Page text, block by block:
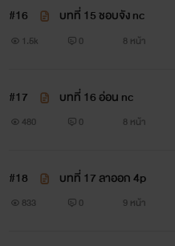
#16 บทที่ 15 ชอบจัง nc
1.5k 0 8 หน้า
#17 บทที่ 16 อ่อน nc
480 0 8 หน้า
#18 บทที่ 17 ลาออก 4p
833 0 9 หน้า